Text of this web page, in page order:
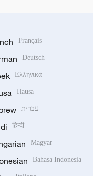
Français
Deutsch
Ελληνικά
Hausa
עברית
हिन्दी
Magyar
Bahasa Indonesia